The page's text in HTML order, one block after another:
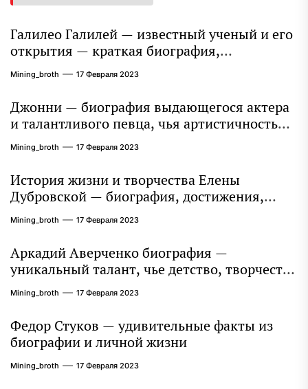
Галилео Галилей — известный ученый и его
открытия — краткая биография,
достижения и вклад в науку
Mining_broth 17 Февраля 2023
Джонни — биография выдающегося актера
и талантливого певца, чья артистичность
захватывает миллионы сердец
Mining_broth 17 Февраля 2023
История жизни и творчества Елены
Дубровской — биография, достижения,
интересные факты
Mining_broth 17 Февраля 2023
Аркадий Аверченко биография —
уникальный талант, чье детство, творчество
и литературное наследие продолжают
восхищать миллионы
Mining_broth 17 Февраля 2023
Федор Стуков — удивительные факты из
биографии и личной жизни
Mining_broth 17 Февраля 2023